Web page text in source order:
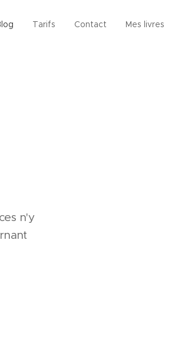
Tarifs Contact Mes livres
n'y